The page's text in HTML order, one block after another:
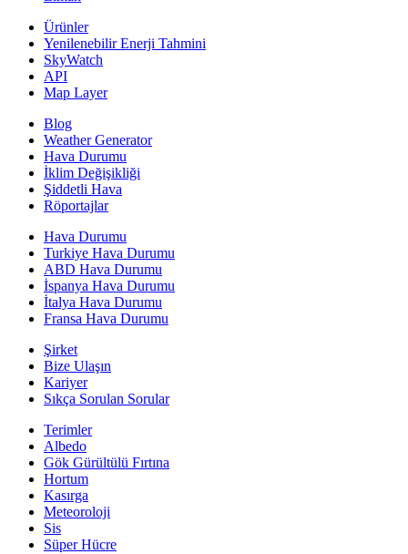
Ürünler
Yenilenebilir Enerji Tahmini
SkyWatch
API
Map Layer
Blog
Weather Generator
Hava Durumu
İklim Değişikliği
Şiddetli Hava
Röportajlar
Hava Durumu
Turkiye Hava Durumu
ABD Hava Durumu
İspanya Hava Durumu
İtalya Hava Durumu
Fransa Hava Durumu
Şirket
Bize Ulaşın
Kariyer
Sıkça Sorulan Sorular
Terimler
Albedo
Gök Gürültülü Fırtına
Hortum
Kasırga
Meteoroloji
Sis
Süper Hücre